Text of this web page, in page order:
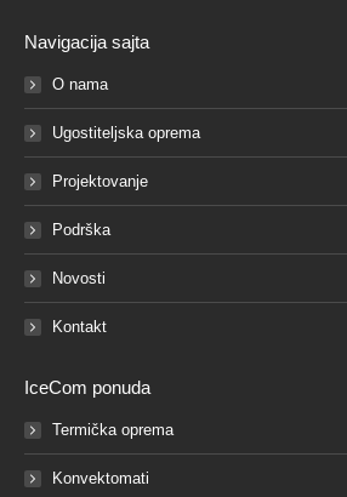
Navigacija sajta
O nama
Ugostiteljska oprema
Projektovanje
Podrška
Novosti
Kontakt
IceCom ponuda
Termička oprema
Konvektomati